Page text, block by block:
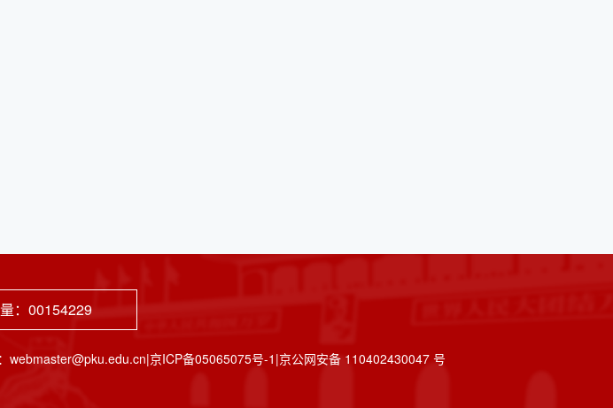
： 00154229
京ICP备05065075号-1|京公网安备 110402430047 号